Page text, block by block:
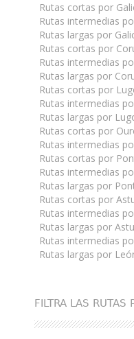
Rutas cortas por
Rutas intermedias
Rutas largas por
Rutas cortas por
Rutas intermedias
Rutas largas por
Rutas cortas por
Rutas intermedias
Rutas largas por
Rutas cortas por
Rutas intermedias
Rutas cortas por
Rutas intermedias
Rutas largas por
Rutas cortas por
Rutas intermedias
Rutas largas por
Rutas intermedias
Rutas largas por
FILTRA LAS RUTAS